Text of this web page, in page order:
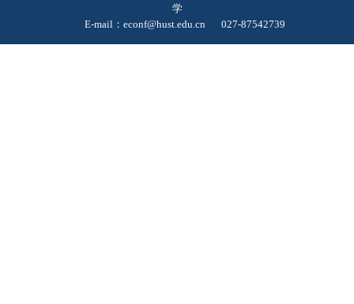
学
E-mail：econf@hust.edu.cn
027-87542739